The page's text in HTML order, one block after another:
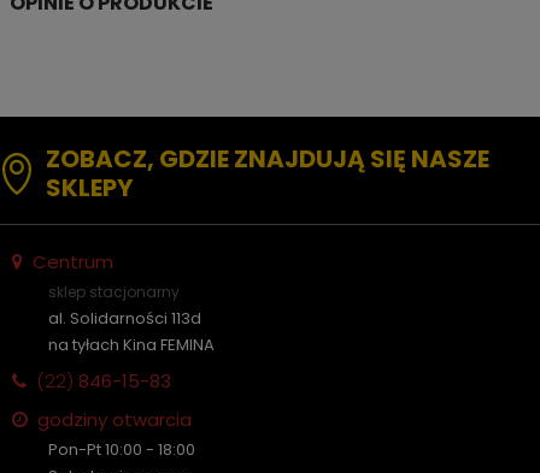
ZOBACZ, GDZIE ZNAJDUJĄ SIĘ NASZE
SKLEPY
Centrum
sklep stacjonarny
al. Solidarności 113d
na tyłach Kina FEMINA
(22) 846-15-83
godziny otwarcia
Pon-Pt 10:00 - 18:00